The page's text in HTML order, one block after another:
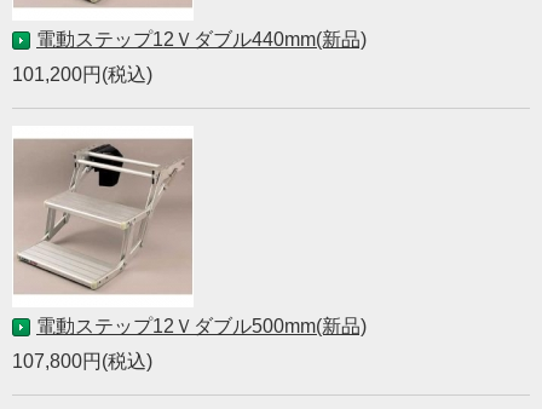
電動ステップ12Ｖダブル440mm(新品)
101,200円(税込)
電動ステップ12Ｖダブル500mm(新品)
107,800円(税込)